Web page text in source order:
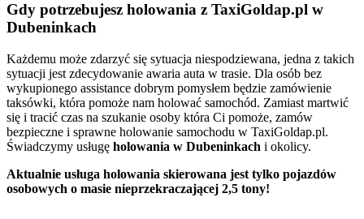
Gdy potrzebujesz holowania z TaxiGoldap.pl w
Dubeninkach
Każdemu może zdarzyć się sytuacja niespodziewana, jedna z takich
sytuacji jest zdecydowanie awaria auta w trasie. Dla osób bez
wykupionego assistance dobrym pomysłem będzie zamówienie
taksówki, która pomoże nam holować samochód. Zamiast martwić
się i tracić czas na szukanie osoby która Ci pomoże, zamów
bezpieczne i sprawne holowanie samochodu w TaxiGoldap.pl.
Świadczymy usługę holowania w Dubeninkach i okolicy.
Aktualnie usługa holowania skierowana jest tylko pojazdów
osobowych o masie nieprzekraczającej 2,5 tony!